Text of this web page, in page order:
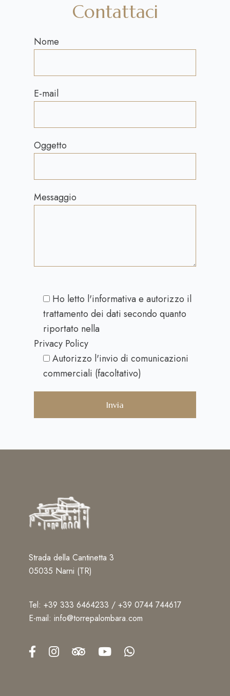
Contattaci
Nome
E-mail
Oggetto
Messaggio
Ho letto l'informativa e autorizzo il
trattamento dei dati secondo quanto
riportato nella
Privacy Policy
Autorizzo l'invio di comunicazioni
commerciali (facoltativo)
Strada della Cantinetta 3
05035 Narni (TR)
Tel: +39 333 6464233 / +39 0744 744617
E-mail: info@torrepalombara.com